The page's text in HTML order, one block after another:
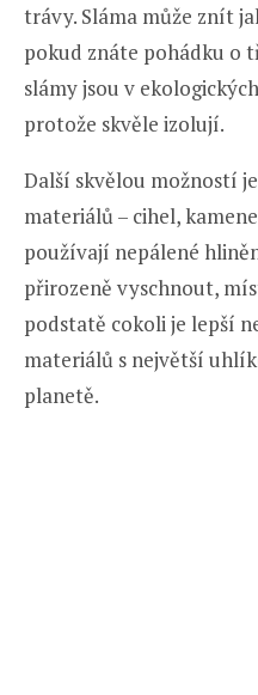
trávy. Sláma může znít
pokud znáte pohádku o
slámy jsou v
protože skvěle izolují.
Další skvělou možností
materiálů – cihel,
používají nepálené
přirozeně vyschnout,
podstatě cokoli je lepší
materiálů s největší
planetě.